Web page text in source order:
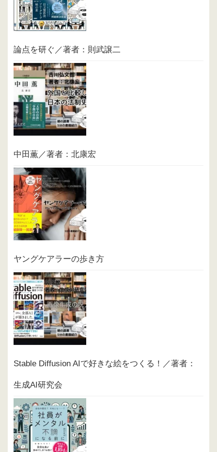
論点を研ぐ／著者：則武譲二
中田薫／著者：北康宏
ヤングケアラーの歩き方
Stable Diffusion AIで好きな絵をつくる！／著者：
生成AI研究会